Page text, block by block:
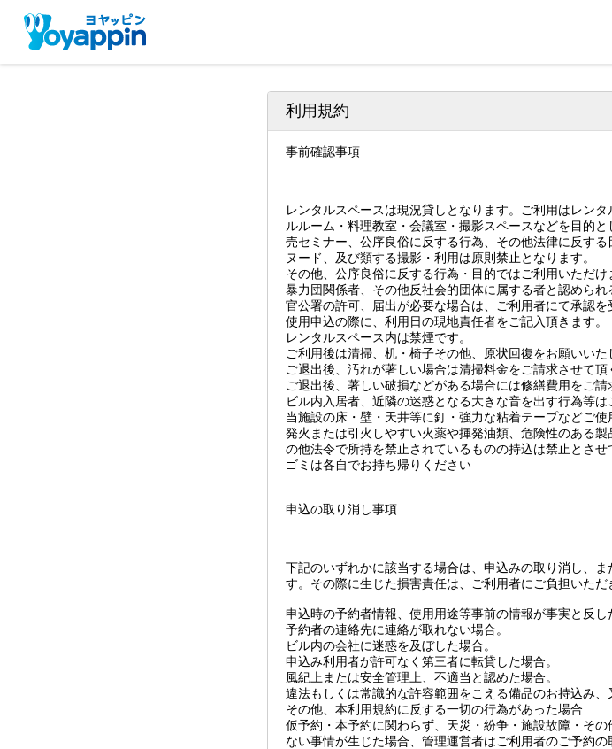
利用規約
事前確認事項
レンタルスペースは現況貸しとなります。ご利用はレン
ルルーム・料理教室・会議室・撮影スペースなどを目的
売セミナー、公序良俗に反する行為、その他法律に反する
ヌード、及び類する撮影・利用は原則禁止となります。
その他、公序良俗に反する行為・目的ではご利用いただけ
暴力団関係者、その他反社会的団体に属する者と認められ
官公署の許可、届出が必要な場合は、ご利用者にて承認を
使用申込の際に、利用日の現地責任者をご記入頂きます。
レンタルスペース内は禁煙です。
ご利用後は清掃、机・椅子その他、原状回復をお願いいた
ご退出後、汚れが著しい場合は清掃料金をご請求させて頂
ご退出後、著しい破損などがある場合には修繕費用をご請
ビル内入居者、近隣の迷惑となる大きな音を出す行為等は
当施設の床・壁・天井等に釘・強力な粘着テープなどご使
発火または引火しやすい火薬や揮発油類、危険性のある
の他法令で所持を禁止されているものの持込は禁止とさせ
ゴミは各自でお持ち帰りください
申込の取り消し事項
下記のいずれかに該当する場合は、申込みの取り消し、
す。その際に生じた損害責任は、ご利用者にご負担いただ
申込時の予約者情報、使用用途等事前の情報が事実と反し
予約者の連絡先に連絡が取れない場合。
ビル内の会社に迷惑を及ぼした場合。
申込み利用者が許可なく第三者に転貸した場合。
風紀上または安全管理上、不適当と認めた場合。
違法もしくは常識的な許容範囲をこえる備品のお持込み、
その他、本利用規約に反する一切の行為があった場合
仮予約・本予約に関わらず、天災・紛争・施設故障・そ
ない事情が生じた場合、管理運営者はご利用者のご予約